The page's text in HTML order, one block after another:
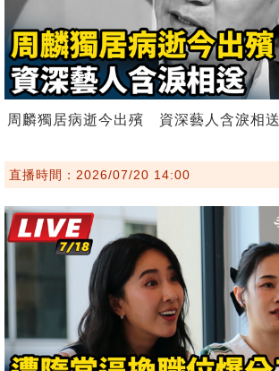
周麟獨居病逝今出殯 資深藝人含淚相送
直播時間：2026/07/20 14:00